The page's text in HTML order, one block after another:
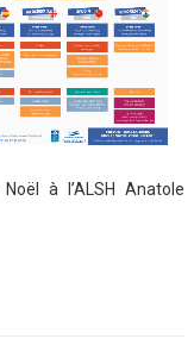
à l’ALSH Anatole